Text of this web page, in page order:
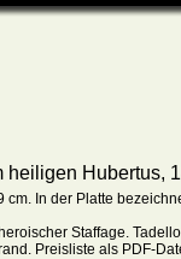
heiligen Hubertus,
cm. In der Platte
Staffage.Ta
. Preisliste als PDF-